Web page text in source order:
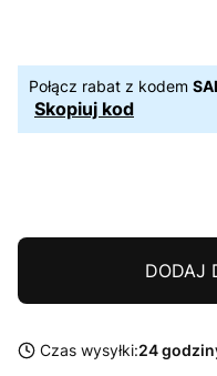
Połącz rabat z kodem
Skopiuj kod
DODAJ
Czas wysyłki:24